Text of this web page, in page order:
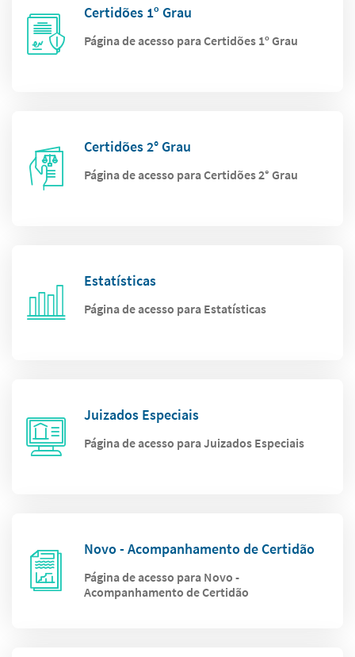
Certidões 1º Grau
Página de acesso para Certidões 1º Grau
Certidões 2° Grau
Página de acesso para Certidões 2° Grau
Estatísticas
Página de acesso para Estatísticas
Juizados Especiais
Página de acesso para Juizados Especiais
Novo - Acompanhamento de Certidão
Página de acesso para Novo -
Acompanhamento de Certidão